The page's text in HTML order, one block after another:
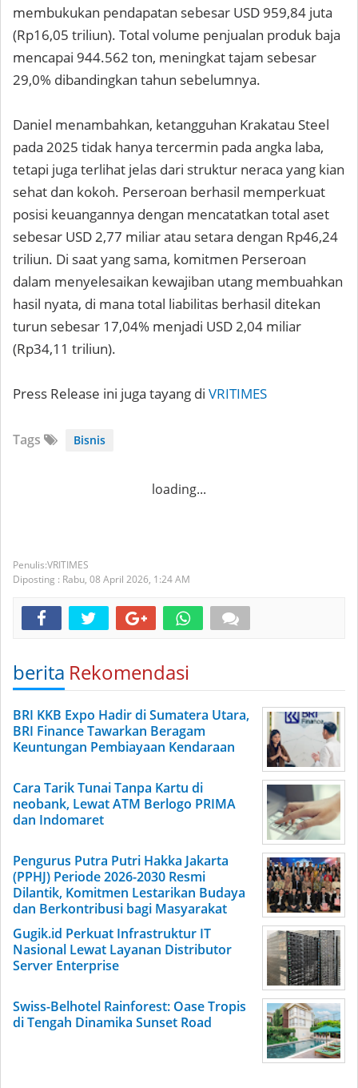
membukukan pendapatan sebesar USD 959,84 juta
(Rp16,05 triliun). Total volume penjualan produk baja
mencapai 944.562 ton, meningkat tajam sebesar
29,0% dibandingkan tahun sebelumnya.
Daniel menambahkan, ketangguhan Krakatau Steel
pada 2025 tidak hanya tercermin pada angka laba,
tetapi juga terlihat jelas dari struktur neraca yang kian
sehat dan kokoh. Perseroan berhasil memperkuat
posisi keuangannya dengan mencatatkan total aset
sebesar USD 2,77 miliar atau setara dengan Rp46,24
triliun. Di saat yang sama, komitmen Perseroan
dalam menyelesaikan kewajiban utang membuahkan
hasil nyata, di mana total liabilitas berhasil ditekan
turun sebesar 17,04% menjadi USD 2,04 miliar
(Rp34,11 triliun).
Press Release ini juga tayang di VRITIMES
Tags Bisnis
loading...
VRITIMES
Diposting : Rabu, 08 April 2026, 1:24 AM
berita Rekomendasi
BRI KKB Expo Hadir di Sumatera Utara,
BRI Finance Tawarkan Beragam
Keuntungan Pembiayaan Kendaraan
Cara Tarik Tunai Tanpa Kartu di
neobank, Lewat ATM Berlogo PRIMA
dan Indomaret
Pengurus Putra Putri Hakka Jakarta
(PPHJ) Periode 2026-2030 Resmi
Dilantik, Komitmen Lestarikan Budaya
dan Berkontribusi bagi Masyarakat
Gugik.id Perkuat Infrastruktur IT
Nasional Lewat Layanan Distributor
Server Enterprise
Swiss-Belhotel Rainforest: Oase Tropis
di Tengah Dinamika Sunset Road